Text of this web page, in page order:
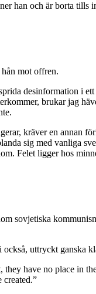
han och är borta tills
hån mot offren.
desinformation i
brukar jag
kräver en annan
sig med vanliga
Felet ligger hos
sovjetiska
uttryckt ganska
they have no place in